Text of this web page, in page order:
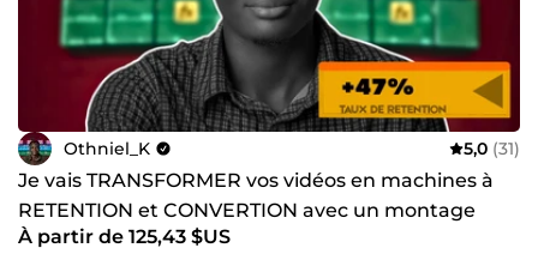
Othniel_K 5,0 (31)
Je vais TRANSFORMER vos vidéos en machines à
RETENTION et CONVERTION avec un montage
dynamique et captivant
À partir de 125,43 $US